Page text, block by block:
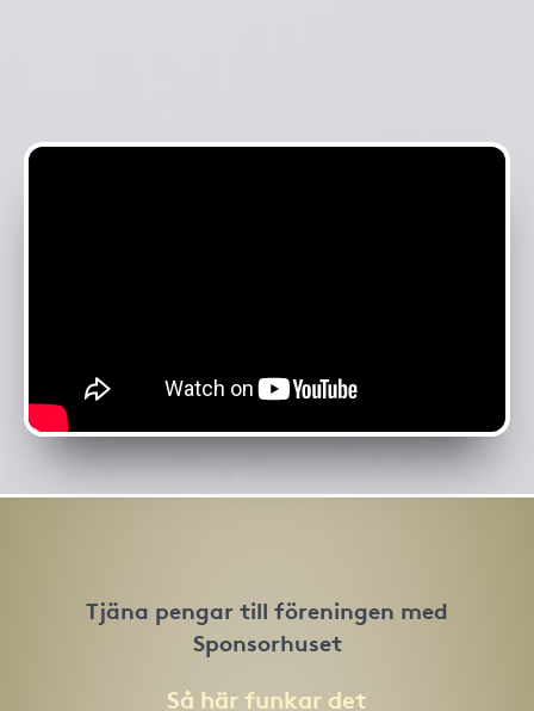
Tjäna pengar till föreningen med
Sponsorhuset
Så här funkar det